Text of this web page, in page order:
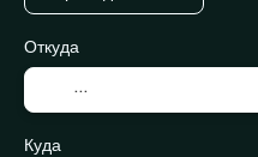
Откуда
Куда